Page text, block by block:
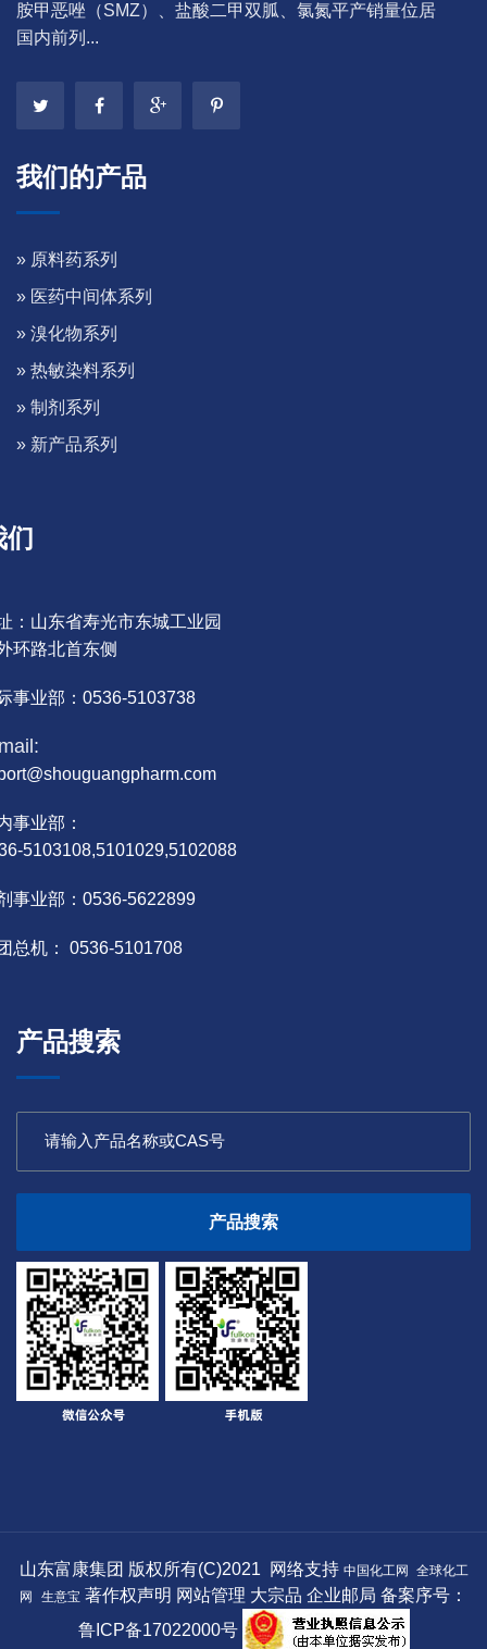
胺甲恶唑（SMZ）、盐酸二甲双胍、氯氮平产销量位居
国内前列...
我们的产品
» 原料药系列
» 医药中间体系列
» 溴化物系列
» 热敏染料系列
» 制剂系列
» 新产品系列
：山东省寿光市东城工业园
环路北首东侧
事业部：0536-5103738
事业部：
5103108,5101029,5102088
事业部：0536-5622899
总机： 0536-5101708
产品搜索
产品搜索
山东富康集团 版权所有(C)2021 网络支持 中国化工网
全球化工
网
生意宝 著作权声明 网站管理 大宗品 企业邮局 备案序号：
鲁ICP备17022000号